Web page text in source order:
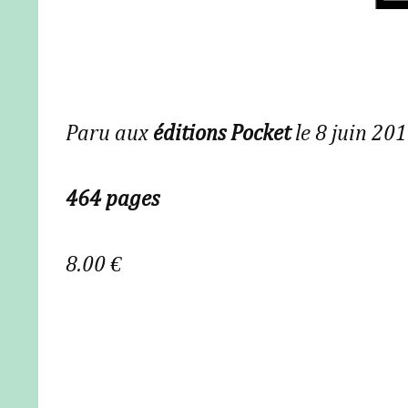
Paru aux éditions Pocketle 8 juin
464 pages
8.00 €